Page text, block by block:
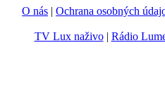
O nás | Ochrana osobných
TV Lux naživo| Rádio